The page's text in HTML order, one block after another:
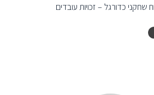
שחקני כדורגל – זכויות עובדים